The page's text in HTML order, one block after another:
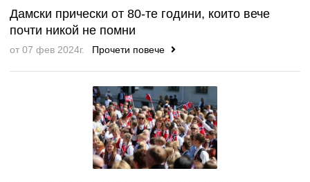
Дамски прически от 80-те години, които вече
почти никой не помни
от 07 фев 2024г. Прочети повече